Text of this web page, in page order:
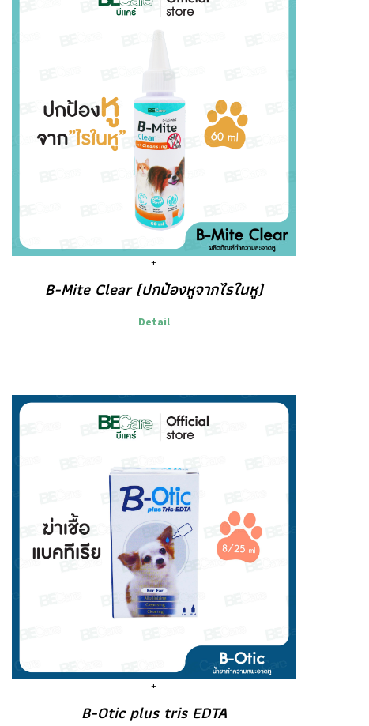
B-Mite Clear (ปกป้องหูจากไรในหู)
Detail
B-Otic plus tris EDTA